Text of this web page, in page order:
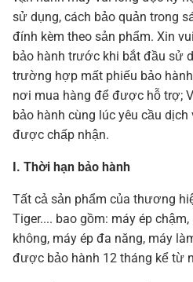
sử dụng, cách bảo quản trong
đính kèm theo sản phẩm. Xin
bảo hành trước khi bắt đầu sử
trường hợp mất phiếu bảo
nơi mua hàng để được hỗ trợ;
bảo hành cùng lúc yêu cầu
được chấp nhận.
I. Thời hạn bảo hành
Tất cả sản phẩm của thương
Tiger.... bao gồm: máy ép
không, máy ép đa năng, máy
được bảo hành 12 tháng kể từ